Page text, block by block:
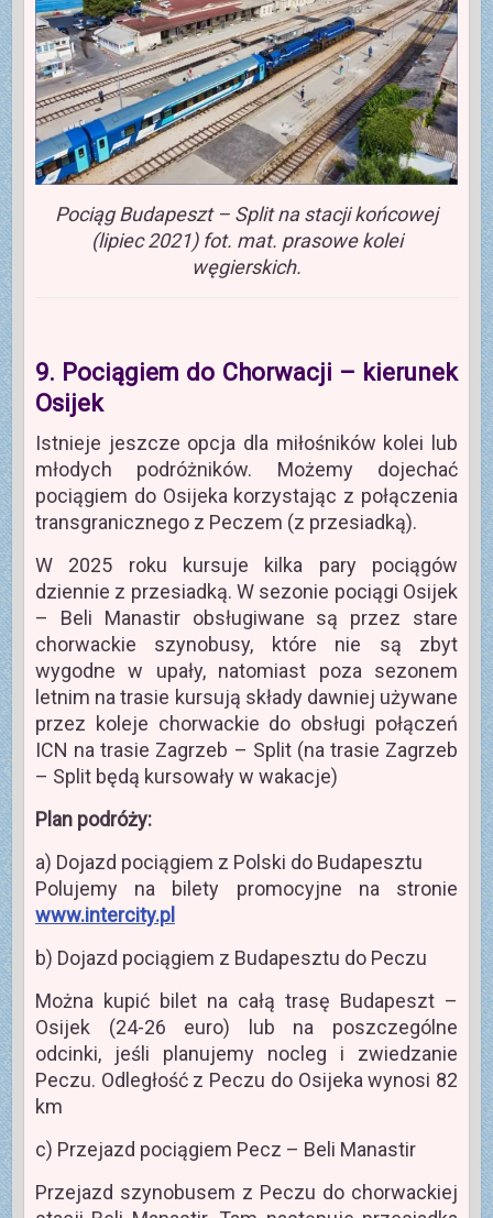
Pociąg Budapeszt – Split na stacji końcowej
(lipiec 2021) fot. mat. prasowe kolei
węgierskich.
9. Pociągiem do Chorwacji – kierunek
Osijek
Istnieje jeszcze opcja dla miłośników kolei lub
młodych podróżników. Możemy dojechać
pociągiem do Osijeka korzystając z połączenia
transgranicznego z Peczem (z przesiadką).
W 2025 roku kursuje kilka pary pociągów
dziennie z przesiadką. W sezonie pociągi Osijek
– Beli Manastir obsługiwane są przez stare
chorwackie szynobusy, które nie są zbyt
wygodne w upały, natomiast poza sezonem
letnim na trasie kursują składy dawniej używane
przez koleje chorwackie do obsługi połączeń
ICN na trasie Zagrzeb – Split (na trasie Zagrzeb
– Split będą kursowały w wakacje)
Plan podróży:
a) Dojazd pociągiem z Polski do Budapesztu
Polujemy na bilety promocyjne na stronie
www.intercity.pl
b) Dojazd pociągiem z Budapesztu do Peczu
Można kupić bilet na całą trasę Budapeszt –
Osijek (24-26 euro) lub na poszczególne
odcinki, jeśli planujemy nocleg i zwiedzanie
Peczu. Odległość z Peczu do Osijeka wynosi 82
km
c) Przejazd pociągiem Pecz – Beli Manastir
Przejazd szynobusem z Peczu do chorwackiej